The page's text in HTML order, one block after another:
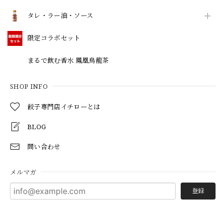
タレ・ラー油・ソース
限定コラボセット
まるで飲む香水 鳳凰烏龍茶
SHOP INFO
餃子専門店イチローとは
BLOG
問い合わせ
メルマガ
登録